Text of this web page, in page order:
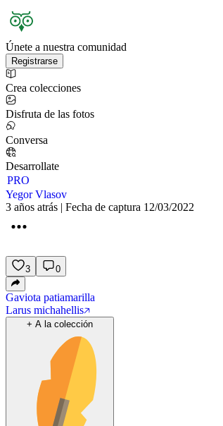
Únete a nuestra comunidad
Registrarse
Crea colecciones
Disfruta de las fotos
Conversa
Desarrollate
PRO
Yegor Vlasov
3 años atrás | Fecha de captura 12/03/2022
3 0
Gaviota patiamarilla
Larus michahellis
+ A la colección